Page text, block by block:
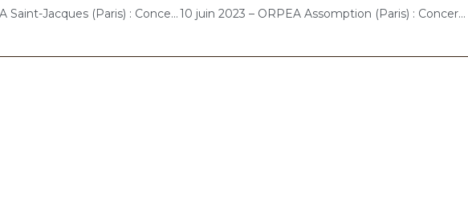
8 juin 2023 – ORPEA Saint-Jacques (Paris) : Concert « Cello Solo » 10 juin 2023 – ORPEA Assomption (Paris) : Concert « Cello Solo »